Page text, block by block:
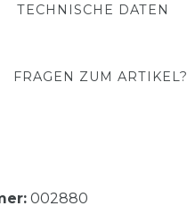
TECHNISCHE DATEN
FRAGEN ZUM ARTIKEL?
002880